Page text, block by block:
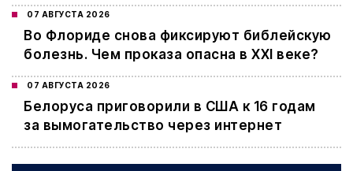
07 АВГУСТА 2026
Во Флориде снова фиксируют библейскую
болезнь. Чем проказа опасна в XXI веке?
07 АВГУСТА 2026
Белоруса приговорили в США к 16 годам
за вымогательство через интернет